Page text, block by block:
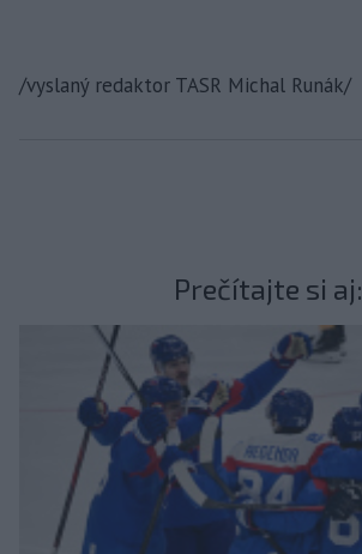
/vyslaný redaktor TASR Michal Runák/
Prečítajte si aj: